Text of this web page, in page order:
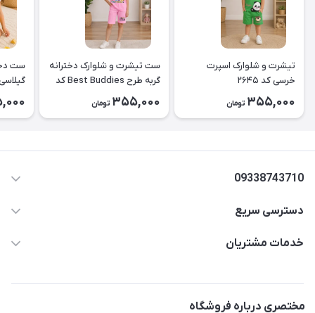
تیشرت و شلوارک اسپرت
خرسی کد ۲۶۴۵
355,000 تومان
ست تیشرت و شلوارک دخترانه
گربه طرح Best Buddies کد
355,000 تومان
ست
09338743710
دسترسی سریع
حساب کاربری
لیست محصولات
خدمات مشتریان
مختصری درباره فروشگاه